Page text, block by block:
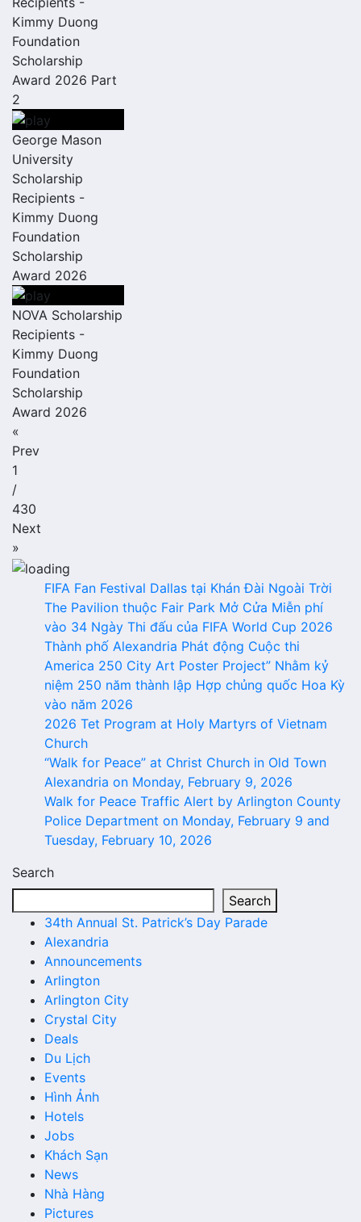
Kimmy Duong
Foundation
Scholarship
Award 2026 Part
2
George Mason
University
Scholarship
Recipients -
Kimmy Duong
Foundation
Scholarship
Award 2026
NOVA Scholarship
Recipients -
Kimmy Duong
Foundation
Scholarship
Award 2026
«
Prev
1
/
430
Next
»
FIFA Fan Festival Dallas tại Khán Đài Ngoài Trời
The Pavilion thuộc Fair Park Mở Cửa Miễn phí
vào 34 Ngày Thi đấu của FIFA World Cup 2026
Thành phố Alexandria Phát động Cuộc thi
America 250 City Art Poster Project” Nhằm kỷ
niệm 250 năm thành lập Hợp chủng quốc Hoa Kỳ
vào năm 2026
2026 Tet Program at Holy Martyrs of Vietnam
Church
“Walk for Peace” at Christ Church in Old Town
Alexandria on Monday, February 9, 2026
Walk for Peace Traffic Alert by Arlington County
Police Department on Monday, February 9 and
Tuesday, February 10, 2026
Search
Search
34th Annual St. Patrick’s Day Parade
Alexandria
Announcements
Arlington
Arlington City
Crystal City
Deals
Du Lịch
Events
Hình Ảnh
Hotels
Jobs
Khách Sạn
News
Nhà Hàng
Pictures